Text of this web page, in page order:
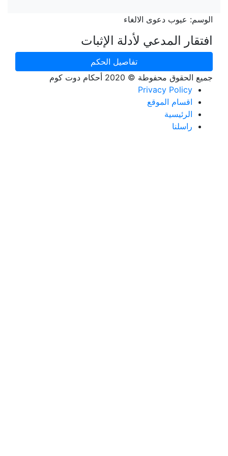
الوسم: عيوب دعوى الالغاء
افتقار المدعي لأدلة الإثبات
تفاصيل الحكم
جميع الحقوق محفوطة © 2020 أحكام دوت كوم
Privacy Policy
اقسام الموقع
الرئيسية
راسلنا